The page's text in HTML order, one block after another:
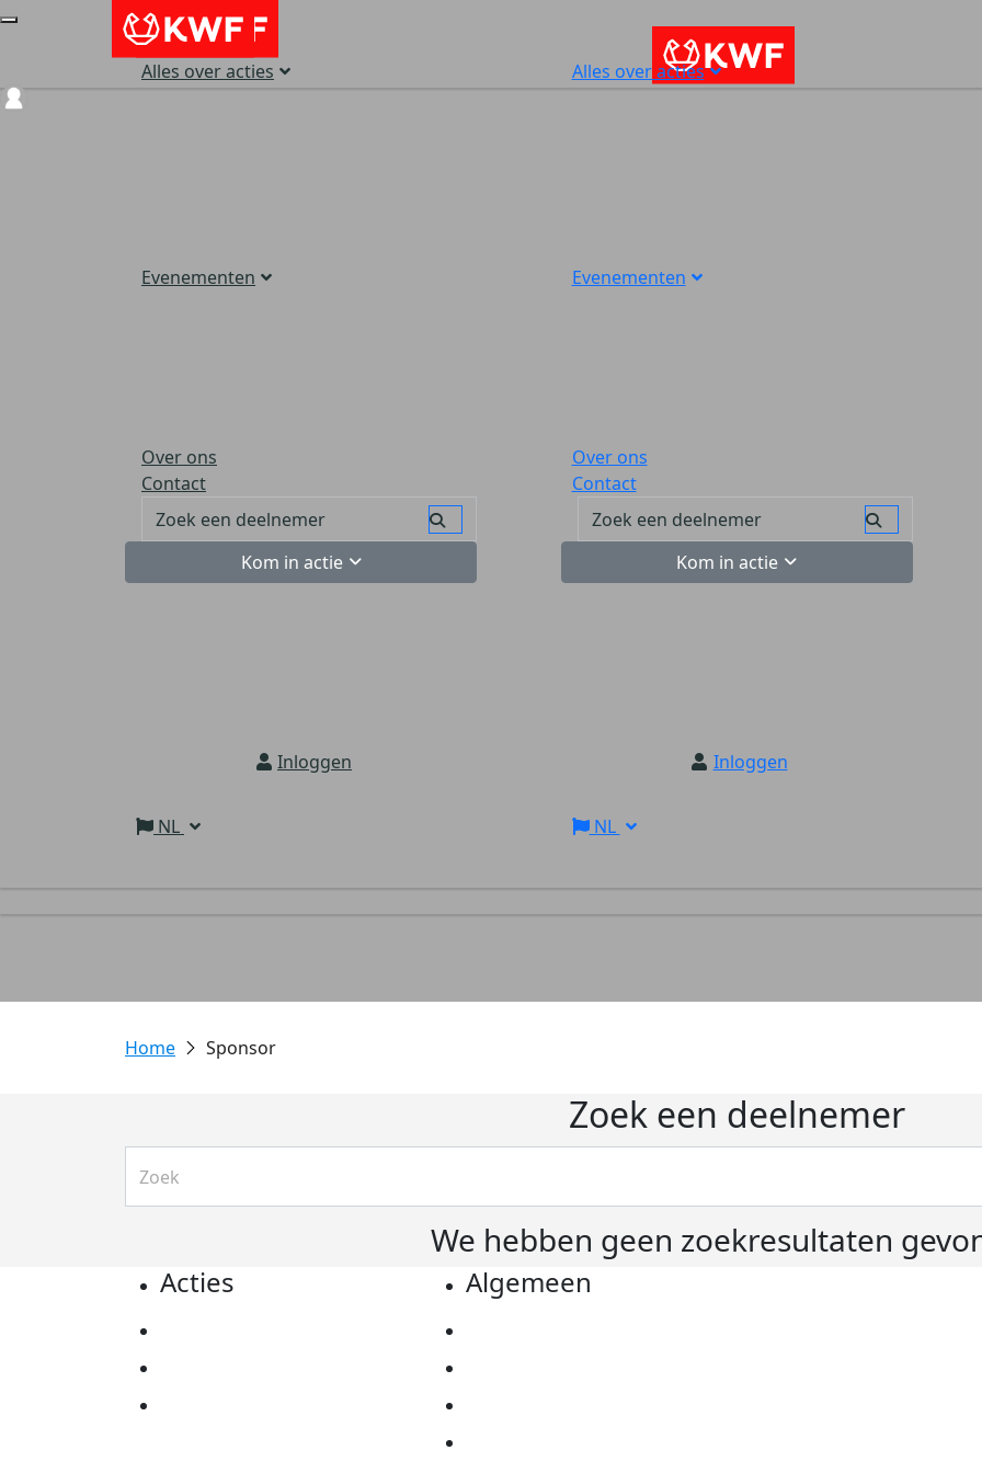
Alles over acties
Evenementen
Over ons
Contact
Kom in actie
Inloggen
NL
Alles over acties
Evenementen
Over ons
Contact
Kom in actie
Inloggen
NL
Sponsor
Zoek een deelnemer
We hebben geen zoekresultaten
Acties Algemeen